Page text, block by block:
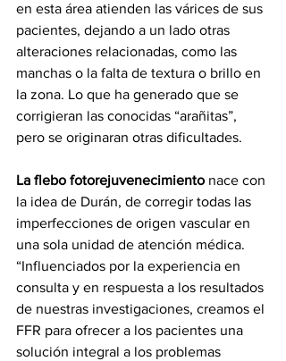
en esta área atienden las várices de sus
pacientes, dejando a un lado otras
alteraciones relacionadas, como las
manchas o la falta de textura o brillo en
la zona. Lo que ha generado que se
corrigieran las conocidas “arañitas”,
pero se originaran otras dificultades.
La flebo fotorejuvenecimiento nace con
la idea de Durán, de corregir todas las
imperfecciones de origen vascular en
una sola unidad de atención médica.
“Influenciados por la experiencia en
consulta y en respuesta a los resultados
de nuestras investigaciones, creamos el
FFR para ofrecer a los pacientes una
solución integral a los problemas